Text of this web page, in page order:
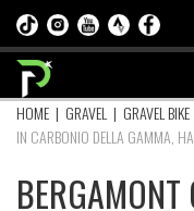
HOME | GRAVEL | GRAVEL BIKE
IN CARBONIO DELLA GAMMA,